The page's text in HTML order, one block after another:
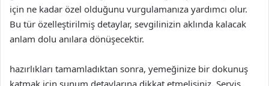
için ne kadar özel olduğunu vurgulamanıza yardımcı olur.
Bu tür özelleştirilmiş detaylar, sevgilinizin aklında kalacak
anlam dolu anılara dönüşecektir.
hazırlıkları tamamladıktan sonra, yemeğinize bir dokunuş
katmak için sunum detaylarına dikkat etmelisiniz. Servis